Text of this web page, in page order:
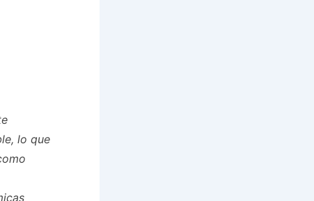
lo que